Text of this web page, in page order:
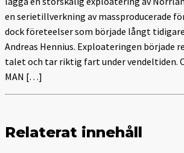
en serietillverkning av massproducerade
dock företeelser som började långt
Andreas Hennius. Exploateringen började
talet och tar riktig fart under vendeltiden.
MAN […]
Relaterat innehåll